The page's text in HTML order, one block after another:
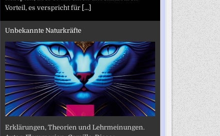
Vorteil, es verspricht für [...]
Unbekannte Naturkräfte
Erklärungen, Theorien und Lehrmeinungen.